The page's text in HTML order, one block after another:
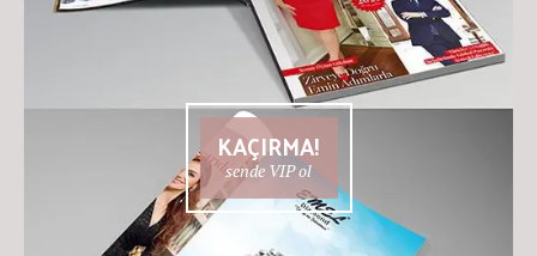
KAÇIRMA!
sende VIP ol